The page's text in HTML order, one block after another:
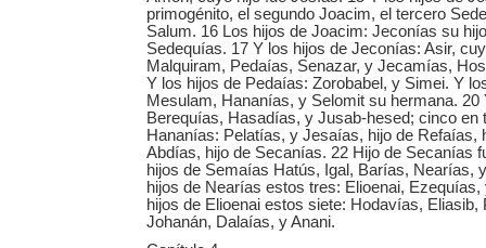
primogénito, el segundo Joacim, el tercero
Salum. 16 Los hijos de Joacim: Jeconías su
Sedequías. 17 Y los hijos de Jeconías: Asir,
Malquiram, Pedaías, Senazar, y Jecamías,
Y los hijos de Pedaías: Zorobabel, y Simei. Y
Mesulam, Hananías, y Selomit su hermana. 20
Berequías, Hasadías, y Jusab-hesed; cinco en
Hananías: Pelatías, y Jesaías, hijo de Refaías,
Abdías, hijo de Secanías. 22 Hijo de Secanías
hijos de Semaías Hatús, Igal, Barías, Nearías,
hijos de Nearías estos tres: Elioenai,
hijos de Elioenai estos siete: Hodavías, Eliasib,
Johanán, Dalaías, y Anani.